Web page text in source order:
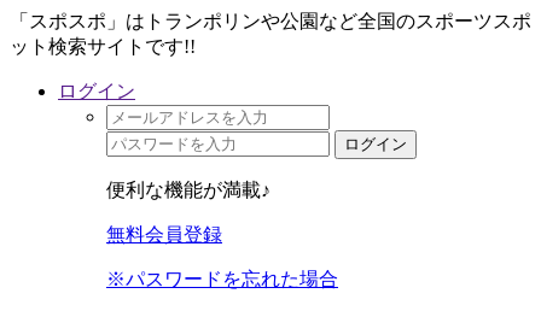
「スポスポ」はトランポリンや公園など全国のスポーツスポ
ット検索サイトです!!
ログイン
ログイン
便利な機能が満載♪
無料会員登録
※パスワードを忘れた場合